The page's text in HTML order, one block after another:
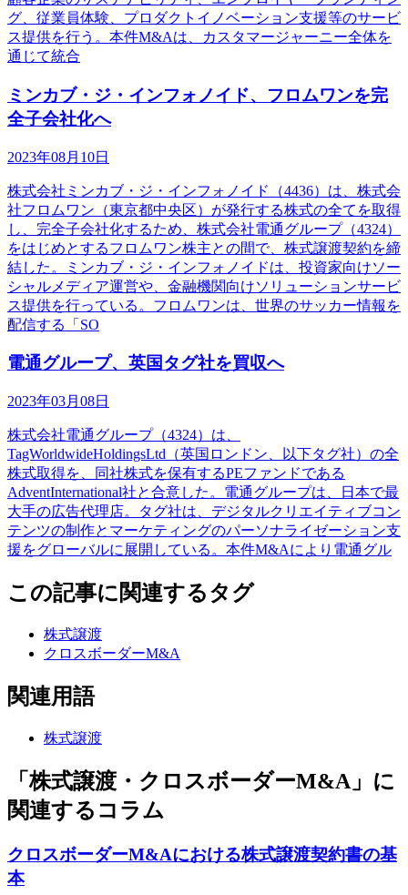
グ、従業員体験、プロダクトイノベーション支援等のサービ
ス提供を行う。本件M&Aは、カスタマージャーニー全体を
通じて統合
ミンカブ・ジ・インフォノイド、フロムワンを完
全子会社化へ
2023年08月10日
株式会社ミンカブ・ジ・インフォノイド（4436）は、株式会
社フロムワン（東京都中央区）が発行する株式の全てを取得
し、完全子会社化するため、株式会社電通グループ（4324）
をはじめとするフロムワン株主との間で、株式譲渡契約を締
結した。ミンカブ・ジ・インフォノイドは、投資家向けソー
シャルメディア運営や、金融機関向けソリューションサービ
ス提供を行っている。フロムワンは、世界のサッカー情報を
配信する「SO
電通グループ、英国タグ社を買収へ
2023年03月08日
株式会社電通グループ（4324）は、
TagWorldwideHoldingsLtd（英国ロンドン、以下タグ社）の全
株式取得を、同社株式を保有するPEファンドである
AdventInternational社と合意した。電通グループは、日本で最
大手の広告代理店。タグ社は、デジタルクリエイティブコン
テンツの制作とマーケティングのパーソナライゼーション支
援をグローバルに展開している。本件M&Aにより電通グル
この記事に関連するタグ
株式譲渡
クロスボーダーM&A
関連用語
株式譲渡
「株式譲渡・クロスボーダーM&A」に
関連するコラム
クロスボーダーM&Aにおける株式譲渡契約書の基
本